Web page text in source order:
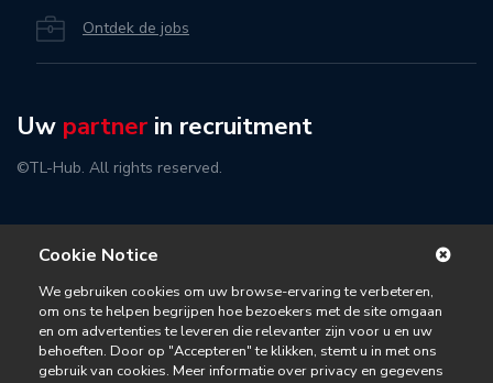
Ontdek de jobs
Uw partner in recruitment
©TL-Hub. All rights reserved.
Cookie Notice
We gebruiken cookies om uw browse-ervaring te verbeteren,
om ons te helpen begrijpen hoe bezoekers met de site omgaan
en om advertenties te leveren die relevanter zijn voor u en uw
behoeften. Door op "Accepteren" te klikken, stemt u in met ons
gebruik van cookies. Meer informatie over privacy en gegevens